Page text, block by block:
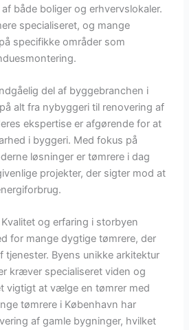
både boliger og erhvervslokaler.
specialiseret, og mange
specifikke områder som
del af byggebranchen i
alt fra nybyggeri til renovering af
ekspertise er afgørende for at
i byggeri. Med fokus på
løsninger er tømrere i dag
projekter, der sigter mod at
og erfaring i storbyen
for mange dygtige tømrere, der
tjenester. Byens unikke arkitektur
kræver specialiseret viden og
vigtigt at vælge en tømrer med
tømrere i København har
af gamle bygninger, hvilket